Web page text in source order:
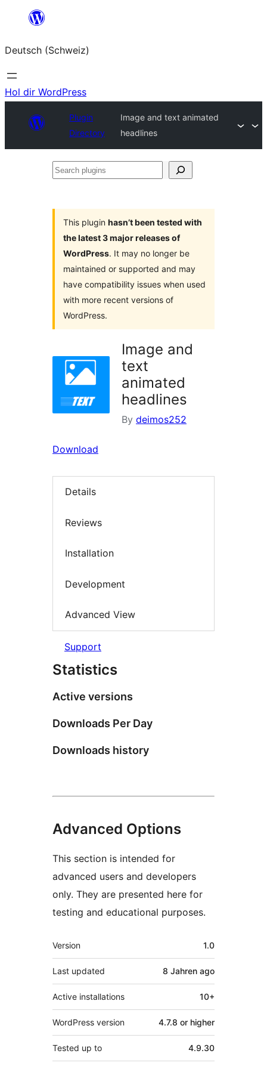
springen
Deutsch (Schweiz)
Hol dir WordPress
Plugin
Directory
Image and text animated
headlines
Search
This plugin hasn’t been tested with
the latest 3 major releases of
WordPress. It may no longer be
maintained or supported and may
have compatibility issues when used
with more recent versions of
WordPress.
Image and
text
animated
headlines
By deimos252
Download
Details
Reviews
Installation
Development
Advanced View
Support
Statistics
Active versions
Downloads Per Day
Downloads history
Advanced Options
This section is intended for
advanced users and developers
only. They are presented here for
testing and educational purposes.
Meta
Version 1.0
Last updated 8 Jahren ago
Active installations 10+
WordPress version 4.7.8 or higher
Tested up to 4.9.30